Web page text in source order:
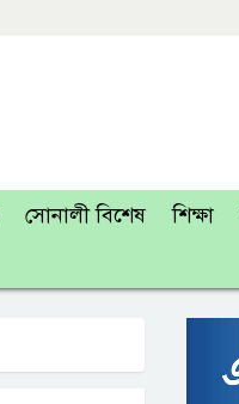
সোনালী বিশেষ শিক্ষা